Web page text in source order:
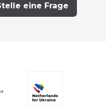
eine Frage